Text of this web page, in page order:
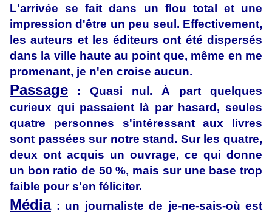
L'arrivée se fait dans un flou total et une
impression d'être un peu seul. Effectivement,
les auteurs et les éditeurs ont été dispersés
dans la ville haute au point que, même en me
promenant, je n'en croise aucun.
Passage : Quasi nul. À part quelques
curieux qui passaient là par hasard, seules
quatre personnes s'intéressant aux livres
sont passées sur notre stand. Sur les quatre,
deux ont acquis un ouvrage, ce qui donne
un bon ratio de 50 %, mais sur une base trop
faible pour s'en féliciter.
Média: un journaliste de je-ne-sais-où est